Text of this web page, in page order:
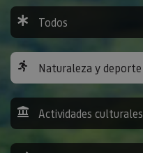
Todos
Naturaleza y deporte
Actividades culturales